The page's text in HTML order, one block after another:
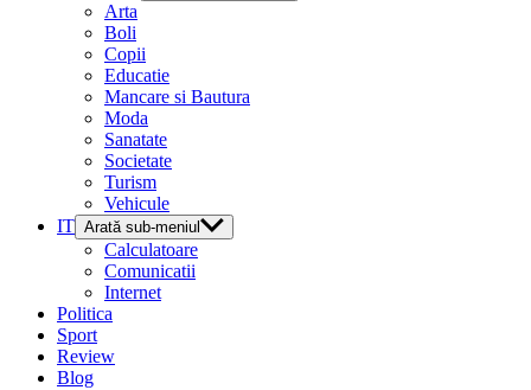
Arta
Boli
Copii
Educatie
Mancare si Bautura
Moda
Sanatate
Societate
Turism
Vehicule
IT Arată sub-meniul
Calculatoare
Comunicatii
Internet
Politica
Sport
Review
Blog